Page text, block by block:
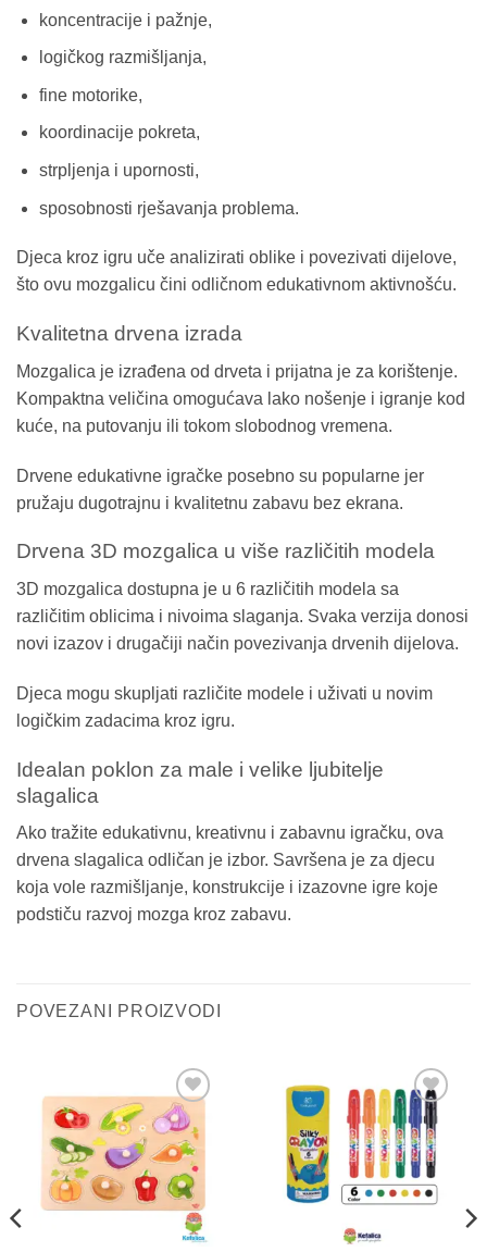
koncentracije i pažnje,
logičkog razmišljanja,
fine motorike,
koordinacije pokreta,
strpljenja i upornosti,
sposobnosti rješavanja problema.
Djeca kroz igru uče analizirati oblike i povezivati dijelove,
što ovu mozgalicu čini odličnom edukativnom aktivnošću.
Kvalitetna drvena izrada
Mozgalica je izrađena od drveta i prijatna je za korištenje.
Kompaktna veličina omogućava lako nošenje i igranje kod
kuće, na putovanju ili tokom slobodnog vremena.
Drvene edukativne igračke posebno su popularne jer
pružaju dugotrajnu i kvalitetnu zabavu bez ekrana.
Drvena 3D mozgalica u više različitih modela
3D mozgalica dostupna je u 6 različitih modela sa
različitim oblicima i nivoima slaganja. Svaka verzija donosi
novi izazov i drugačiji način povezivanja drvenih dijelova.
Djeca mogu skupljati različite modele i uživati u novim
logičkim zadacima kroz igru.
Idealan poklon za male i velike ljubitelje
slagalica
Ako tražite edukativnu, kreativnu i zabavnu igračku, ova
drvena slagalica odličan je izbor. Savršena je za djecu
koja vole razmišljanje, konstrukcije i izazovne igre koje
podstiču razvoj mozga kroz zabavu.
POVEZANI PROIZVODI
Sačuvaj
proizvod
Sačuvaj
proizvod